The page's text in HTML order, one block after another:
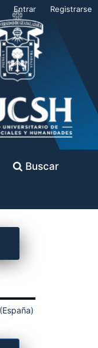
Buscar
Entrar Registrarse